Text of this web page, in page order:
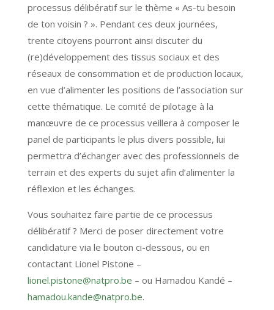
processus délibératif sur le thème « As-tu besoin
de ton voisin ? ». Pendant ces deux journées,
trente citoyens pourront ainsi discuter du
(re)développement des tissus sociaux et des
réseaux de consommation et de production locaux,
en vue d’alimenter les positions de l’association sur
cette thématique. Le comité de pilotage à la
manœuvre de ce processus veillera à composer le
panel de participants le plus divers possible, lui
permettra d’échanger avec des professionnels de
terrain et des experts du sujet afin d’alimenter la
réflexion et les échanges.
Vous souhaitez faire partie de ce processus
délibératif ? Merci de poser directement votre
candidature via le bouton ci-dessous, ou en
contactant Lionel Pistone –
lionel.pistone@natpro.be – ou Hamadou Kandé –
hamadou.kande@natpro.be.